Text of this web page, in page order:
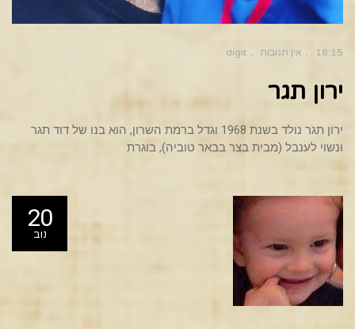
18:15 אין תגובות digit
ירון תגר
ירון תגר נולד בשנת 1968 וגדל ברמת השרון, הוא בנו של דוד תגר
ונשוי לענבל (מבית בצר בבאר טוביה), בוגרת
20
נוב